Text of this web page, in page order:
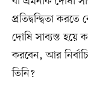
প্রতিদ্বন্দ্বিতা
দোষি সাব্যস্ত হয়ে
করবেন, আর
তিনি?